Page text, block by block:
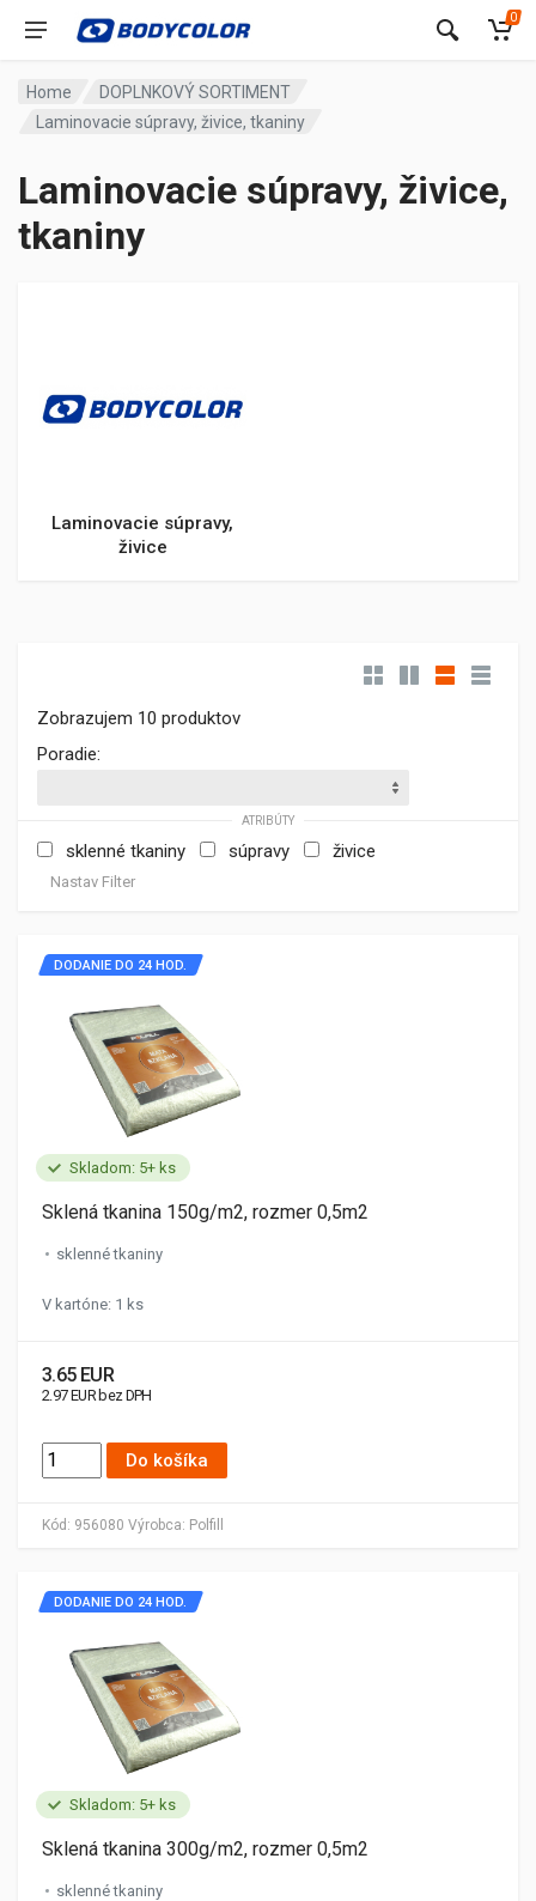
0
Home
DOPLNKOVÝ SORTIMENT
Laminovacie súpravy, živice, tkaniny
Laminovacie súpravy, živice,
tkaniny
Laminovacie súpravy,
živice
Zobrazujem 10 produktov
Poradie:
ATRIBÚTY
sklenné tkaniny súpravy živice
Nastav Filter
Skladom: 5+ ks
Kód: 956080 Výrobca: Polfill
DODANIE DO 24 HOD.
Sklená tkanina 150g/m2, rozmer 0,5m2
sklenné tkaniny
V kartóne: 1 ks
3.65 EUR
2.97 EUR bez DPH
Do košíka
Skladom: 5+ ks
DODANIE DO 24 HOD.
Sklená tkanina 300g/m2, rozmer 0,5m2
sklenné tkaniny